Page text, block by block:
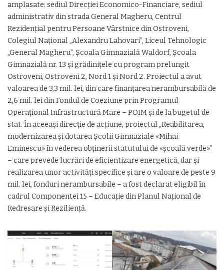
amplasate: sediul Direcției Economico-Financiare, sediul
administrativ din strada General Magheru, Centrul
Rezidențial pentru Persoane Vârstnice din Ostroveni,
Colegiul Național „Alexandru Lahovari”, Liceul Tehnologic
„General Magheru”, Școala Gimnazială Waldorf, Școala
Gimnazială nr. 13 și grădinițele cu program prelungit
Ostroveni, Ostroveni 2, Nord 1 și Nord 2. Proiectul a avut
valoarea de 3,3 mil. lei, din care finanțarea nerambursabilă de
2,6 mil. lei din Fondul de Coeziune prin Programul
Operațional Infrastructură Mare – POIM și de la bugetul de
stat. În aceeași direcție de acțiune, proiectul „Reabilitarea,
modernizarea și dotarea Școlii Gimnaziale «Mihai
Eminescu» în vederea obținerii statutului de «școală verde»”
– care prevede lucrări de eficientizare energetică, dar și
realizarea unor activități specifice și are o valoare de peste 9
mil. lei, fonduri nerambursabile – a fost declarat eligibil în
cadrul Componentei 15 – Educație din Planul Național de
Redresare și Reziliență.